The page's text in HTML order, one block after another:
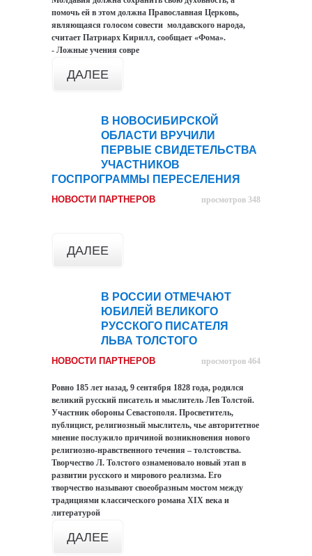
помочь ей в этом должна Православная Церковь,
являющаяся голосом совести молдавского народа,
считает Патриарх Кирилл, сообщает «Фома».
- Ложные учения совре
ДАЛЕЕ
В НОВОСИБИРСКОЙ
ОБЛАСТИ ВРУЧИЛИ
ПЕРВЫЕ СВИДЕТЕЛЬСТВА
УЧАСТНИКОВ
ГОСПРОГРАММЫ ПЕРЕСЕЛЕНИЯ
НОВОСТИ ПАРТНЕРОВ просмотров 348
ДАЛЕЕ
В РОССИИ ОТМЕЧАЮТ
ЮБИЛЕЙ ВЕЛИКОГО
РУССКОГО ПИСАТЕЛЯ
ЛЬВА ТОЛСТОГО
НОВОСТИ ПАРТНЕРОВ просмотров 464
Ровно 185 лет назад, 9 сентября 1828 года, родился
великий русский писатель и мыслитель Лев Толстой.
Участник обороны Севастополя. Просветитель,
публицист, религиозный мыслитель, чье авторитетное
мнение послужило причиной возникновения нового
религиозно-нравственного течения – толстовства.
Творчество Л. Толстого ознаменовало новый этап в
развитии русского и мирового реализма. Его
творчество называют своеобразным мостом между
традициями классического романа XIX века и
литературой
ДАЛЕЕ